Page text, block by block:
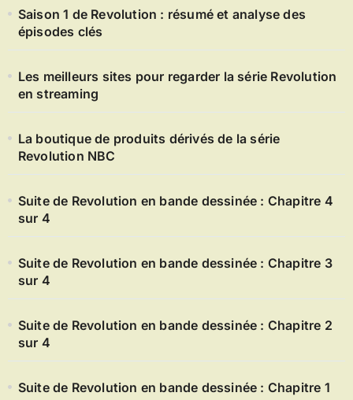
Saison 1 de Revolution : résumé et analyse des
épisodes clés
Les meilleurs sites pour regarder la série Revolution
en streaming
La boutique de produits dérivés de la série
Revolution NBC
Suite de Revolution en bande dessinée : Chapitre 4
sur 4
Suite de Revolution en bande dessinée : Chapitre 3
sur 4
Suite de Revolution en bande dessinée : Chapitre 2
sur 4
Suite de Revolution en bande dessinée : Chapitre 1